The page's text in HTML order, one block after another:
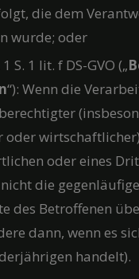
die dem
wurde; oder
S. 1 lit. f DS-GVO („
“): Wenn die
oder
oder eines
die
des Betroffenen
dann, wenn es
handelt).